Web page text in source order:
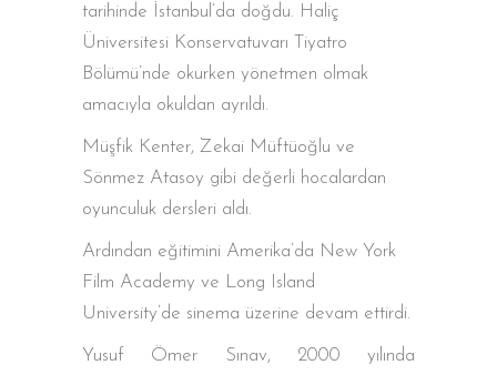
tarihinde İstanbul’da doğdu. Haliç
Üniversitesi Konservatuvarı Tiyatro
Bölümü’nde okurken yönetmen olmak
amacıyla okuldan ayrıldı.
Müşfik Kenter, Zekai Müftüoğlu ve
Sönmez Atasoy gibi değerli hocalardan
oyunculuk dersleri aldı.
Ardından eğitimini Amerika’da New York
Film Academy ve Long Island
University’de sinema üzerine devam ettirdi.
Yusuf Ömer Sınav, 2000 yılında